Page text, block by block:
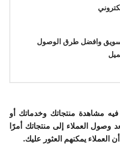
وافضل طرق الوصول
فيه مشاهدة منتجاتك وخدماتك أو
وصول العملاء إلى منتجاتك أمرًا
العملاء يمكنهم العثور عليك.